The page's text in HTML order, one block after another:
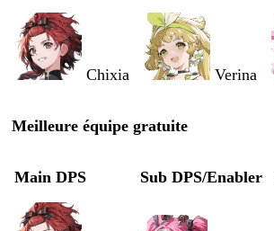
Chixia Verina
Meilleure équipe gratuite
Main DPS Sub DPS/Enabler